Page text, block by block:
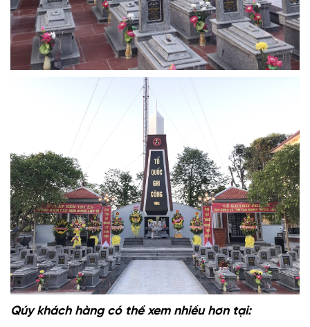
Qúy khách hàng có thể xem nhiều hơn tại: